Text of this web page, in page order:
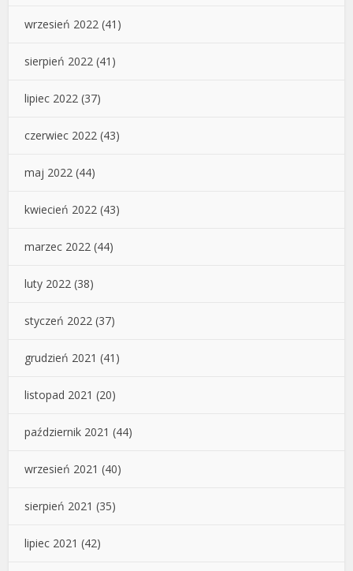
wrzesień 2022 (41)
sierpień 2022 (41)
lipiec 2022 (37)
czerwiec 2022 (43)
maj 2022 (44)
kwiecień 2022 (43)
marzec 2022 (44)
luty 2022 (38)
styczeń 2022 (37)
grudzień 2021 (41)
listopad 2021 (20)
październik 2021 (44)
wrzesień 2021 (40)
sierpień 2021 (35)
lipiec 2021 (42)